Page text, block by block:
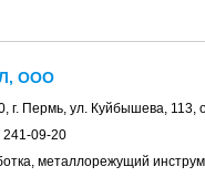
ООО
, г. Пермь, ул. Куйбышева, 113,
241-09-20
металлорежущий